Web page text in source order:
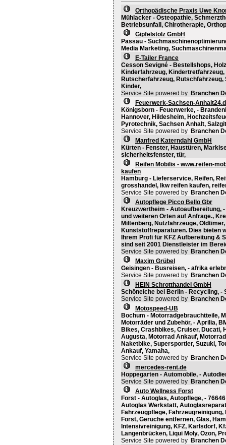
Orthopädische Praxis Uwe
Mühlacker - Osteopathie,
Betriebsunfall, Chirotherapie,
Gipfelstolz GmbH
Passau -
Media Marketing,
E-Tailer France
Cesson Sevigné - Bestellshops,
Kinderfahrzeug,
Rutscherfahrzeug,
Kinder,
Service Site powered by Branchen
Feuerwerk-Sachsen-
Königsborn - Feuerwerke, -
Hannover, Hildesheim,
Pyrotechnik, Sachsen Anhalt,
Service Site powered by Branchen
Manfred Katerndahl GmbH
Kürten - Fenster, Haustüren,
sicherheitsfenster, tür,
Reifen Mobilis - www.reifen-
kaufen
Hamburg - Lieferservice, Reifen,
grosshandel, lkw reifen kaufen,
Service Site powered by Branchen
Autopflege Picco Bello Gbr
Kreuzwertheim - Autoaufbereitung,
und weiteren Orten auf Anfrage.,
Miltenberg, Nutzfahrzeuge,
Kunststoffreparaturen. Dies bieten
Ihrem Profi für KFZ Aufbereitung &
sind seit 2001 Dienstleister im
Service Site powered by Branchen
Maxim Grübel
Geisingen - Busreisen, - afrika
Service Site powered by Branchen
HEIN Schrotthandel GmbH
Schöneiche bei Berlin - Recycling,
Service Site powered by Branchen
Motospeed-UB
Bochum - Motorradgebrauchtteile,
Motorräder und Zubehör, - Aprilia,
Bikes, Crashbikes, Cruiser, Ducati,
Augusta, Motorrad Ankauf,
Naketbike, Supersportler, Suzuki,
Ankauf, Yamaha,
Service Site powered by Branchen
mercedes-rent.de
Hoppegarten - Automobile, -
Service Site powered by Branchen
Auto Wellness Forst
Forst - Autoglas, Autopflege, -
Autoglas Werkstatt,
Fahrzeugpflege,
Forst, Gerüche entfernen, Glas,
Intensivreinigung, KFZ, Karlsdorf,
Langenbrücken, Liqui Moly, Ozon,
Service Site powered by Branchen